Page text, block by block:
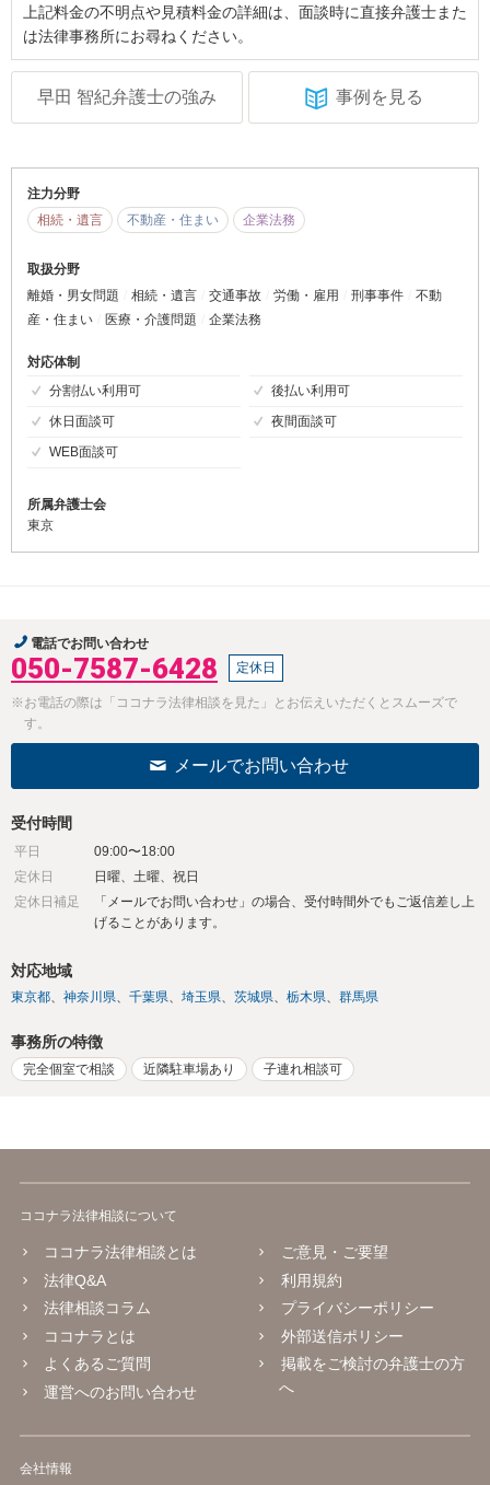
上記料金の不明点や見積料金の詳細は、面談時に直接弁護士また
は法律事務所にお尋ねください。
早田 智紀弁護士の強み 事例を見る
注力分野
相続・遺言
不動産・住まい 企業法務
取扱分野
離婚・男女問題
相続・遺言 交通事故 労働・雇用 刑事事件
不動
産・住まい
医療・介護問題 企業法務
対応体制
分割払い利用可
後払い利用可
休日面談可
夜間面談可
WEB面談可
所属弁護士会
東京
電話でお問い合わせ
050-7587-6428 定休日
※お電話の際は「ココナラ法律相談を見た」とお伝えいただくとスムーズで
す。
メールでお問い合わせ
受付時間
平日
09:00〜18:00
定休日
日曜、土曜、祝日
定休日補足
「メールでお問い合わせ」の場合、受付時間外でもご返信差し上
げることがあります。
対応地域
東京都 神奈川県 千葉県 埼玉県 茨城県 栃木県 群馬県
事務所の特徴
完全個室で相談 近隣駐車場あり 子連れ相談可
ココナラ法律相談について
ココナラ法律相談とは
法律Q&A
法律相談コラム
ココナラとは
よくあるご質問
運営へのお問い合わせ
ご意見・ご要望
利用規約
プライバシーポリシー
外部送信ポリシー
掲載をご検討の弁護士の方
へ
会社情報